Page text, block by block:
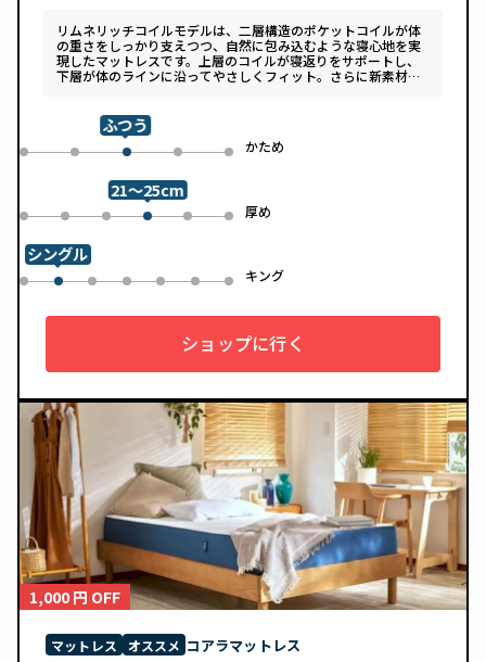
リムネリッチコイルモデルは、二層構造のポケットコイルが体
の重さをしっかり支えつつ、自然に包み込むような寝心地を実
現したマットレスです。上層のコイルが寝返りをサポートし、
下層が体のラインに沿ってやさしくフィット。さらに新素材
ンで、カバーは自宅で洗濯可能。清潔さと快適さの両方を追求
した一枚です。
0 1 2
ふつう
3 かため
4
0 1 2 3
21～25cm
4 厚め
5
0 1
シングル
2 3 4 5 キング
6
ショップに行く
1,000 円 OFF
マットレス オススメ コアラマットレス